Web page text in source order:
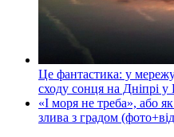
Це фантастика: у
сходу сонця на Дніпрі у
«І моря не треба», або
злива з градом